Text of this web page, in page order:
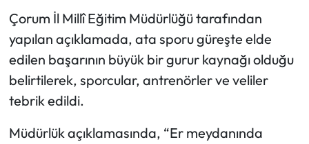
Çorum İl Millî Eğitim Müdürlüğü tarafından
yapılan açıklamada, ata sporu güreşte elde
edilen başarının büyük bir gurur kaynağı olduğu
belirtilerek, sporcular, antrenörler ve veliler
tebrik edildi.
Müdürlük açıklamasında, “Er meydanında
Sağlık
Siyaset
Sungurlu Haberleri